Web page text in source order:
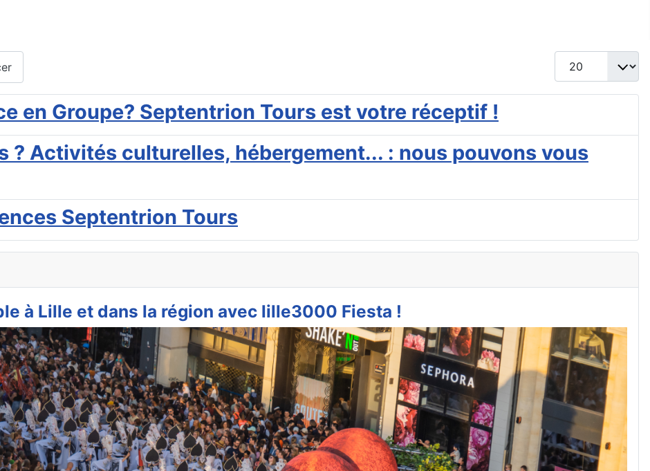
Afficher #
en Groupe? Septentrion Tours est votre réceptif !
? Activités culturelles, hébergement... : nous pouvons vous
Septentrion Tours
à Lille et dans la région avec lille3000 Fiesta !